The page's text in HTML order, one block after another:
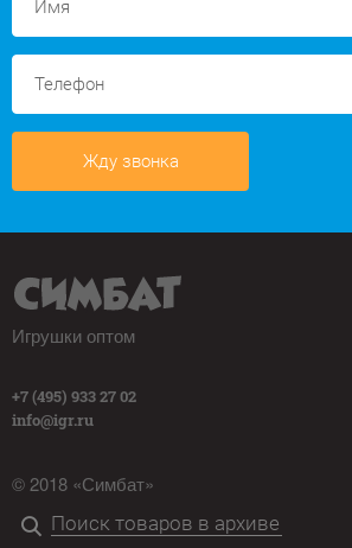
Жду звонка
Игрушки оптом
+7 (495) 933 27 02
info@igr.ru
© 2018 «Симбат»